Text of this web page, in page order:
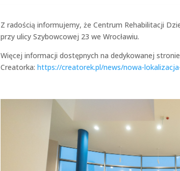
Z radością informujemy, że Centrum Rehabilitacji
przy ulicy Szybowcowej 23 we Wrocławiu.
Więcej informacji dostępnych na dedykowanej
Creatorka:https://creatorek.pl/news/nowa-